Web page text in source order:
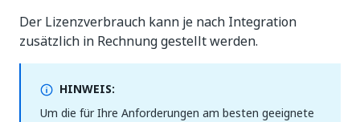
Der Lizenzverbrauch kann je nach Integration
zusätzlich in Rechnung gestellt werden.
HINWEIS:
Um die für Ihre Anforderungen am besten geeignete